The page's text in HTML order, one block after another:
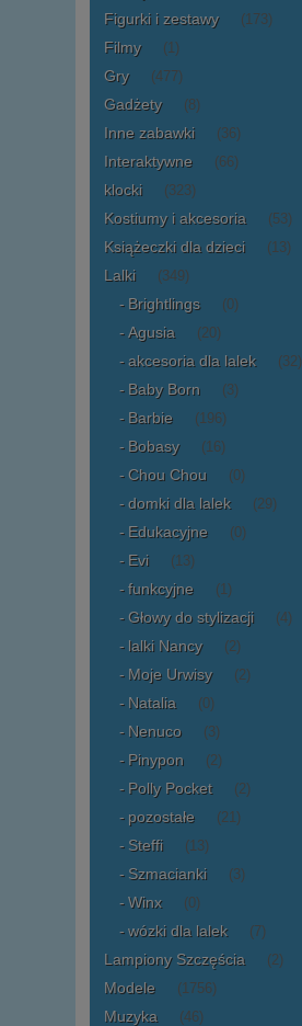
Figurki i zestawy (173)
Filmy (1)
Gry (477)
Gadżety (8)
Inne zabawki (36)
Interaktywne (66)
klocki (323)
Kostiumy i akcesoria (53)
Książeczki dla dzieci (13)
Lalki (349)
Brightlings (0)
Agusia (20)
akcesoria dla lalek (32)
Baby Born (3)
Barbie (196)
Bobasy (16)
Chou Chou (0)
domki dla lalek (29)
Edukacyjne (0)
Evi (13)
funkcyjne (1)
Głowy do stylizacji (4)
lalki Nancy (2)
Moje Urwisy (2)
Natalia (0)
Nenuco (3)
Pinypon (2)
Polly Pocket (2)
pozostałe (21)
Steffi (13)
Szmacianki (3)
Winx (0)
wózki dla lalek (7)
Lampiony Szczęścia (2)
Modele (1756)
Muzyka (46)